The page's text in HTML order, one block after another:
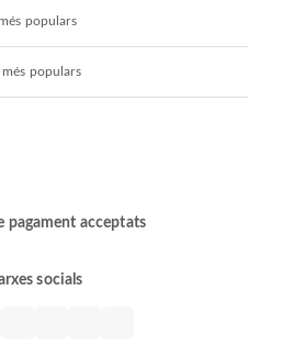
populars
més populars
pagament acceptats
socials